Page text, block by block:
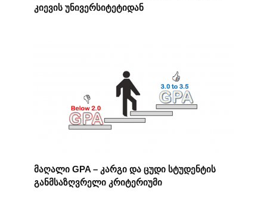
კიევის უნივერსიტეტიდან
მაღალი GPA – კარგი და ცუდი სტუდენტის
განმსაზღვრელი კრიტერიუმი